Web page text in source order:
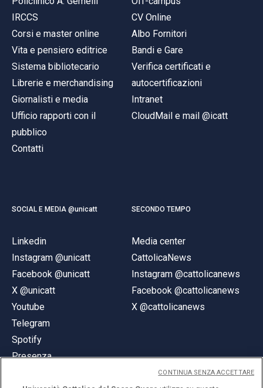
IRCCS
Corsi e master online
Vita e pensiero editrice
Sistema bibliotecario
Librerie e merchandising
Giornalisti e media
Ufficio rapporti con il
pubblico
Contatti
CV Online
Albo Fornitori
Bandi e Gare
Verifica certificati e
autocertificazioni
Intranet
CloudMail e mail @icatt
SOCIAL E MEDIA @unicatt
Linkedin
Instagram @unicatt
Facebook @unicatt
X @unicatt
Youtube
Telegram
Spotify
Presenza
SECONDO TEMPO
Media center
CattolicaNews
Instagram @cattolicanews
Facebook @cattolicanews
X @cattolicanews
CONTINUA SENZA ACCETTARE